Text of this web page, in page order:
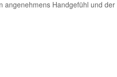
angenehmens Handgefühl und der